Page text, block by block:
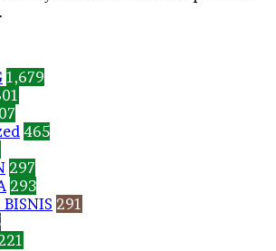
1,679
465
297
293
291